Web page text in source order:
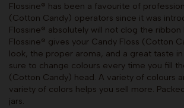
Flossine® has been a favourite of
(Cotton Candy) operators since it was
Flossine® absolutely will not clog the
Flossine® gives your Candy Floss (Cotton
look, the proper aroma, and a great taste
sure to change colours every time you fill
(Cotton Candy) head. A variety of colours
variety of colors helps you sell more.
jars.